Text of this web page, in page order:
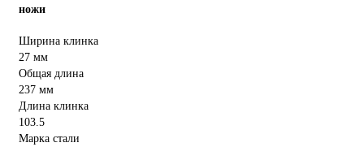
ножи
Ширина клинка
27 мм
Общая длина
237 мм
Длина клинка
103.5
Марка стали